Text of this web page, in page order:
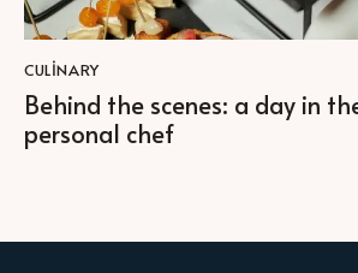
CULINARY
Behind the scenes: a day in
personal chef